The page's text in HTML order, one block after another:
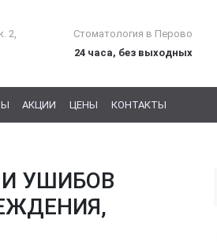
2,
Стоматология в Перово
24 часа, без выходных
АКЦИИ ЦЕНЫ КОНТАКТЫ
УШИБОВ